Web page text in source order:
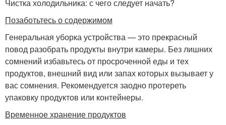
Чистка холодильника: с чего следует начать?
Позаботьтесь о содержимом
Генеральная уборка устройства — это прекрасный
повод разобрать продукты внутри камеры. Без лишних
сомнений избавьтесь от просроченной еды и тех
продуктов, внешний вид или запах которых вызывает у
вас сомнения. Рекомендуется заодно протереть
упаковку продуктов или контейнеры.
Временное хранение продуктов